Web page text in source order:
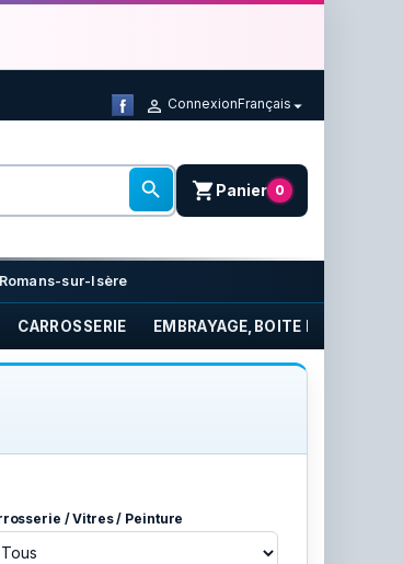
 ConnexionFrançais
 shopping_cartPanier 0
Romans-sur-Isère
CARROSSERIE EMBRAYAGE,BOITE DE
/ Vitres / Peinture